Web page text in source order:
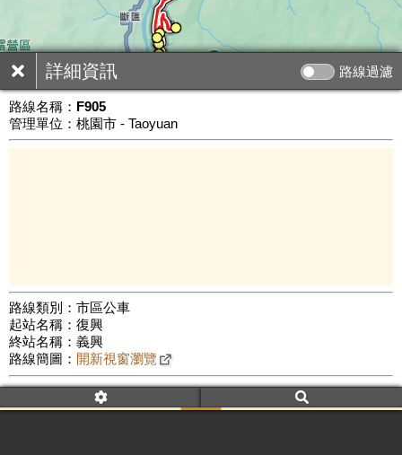
詳細資訊 路線過濾
路線名稱： F905
管理單位：桃園市 - Taoyuan
路線類別：市區公車
起站名稱：復興
終站名稱：義興
路線簡圖： 開新視窗瀏覽
附屬名稱：F905
車頭描述：復興
義興
公車數量: 累計2085、上線1272